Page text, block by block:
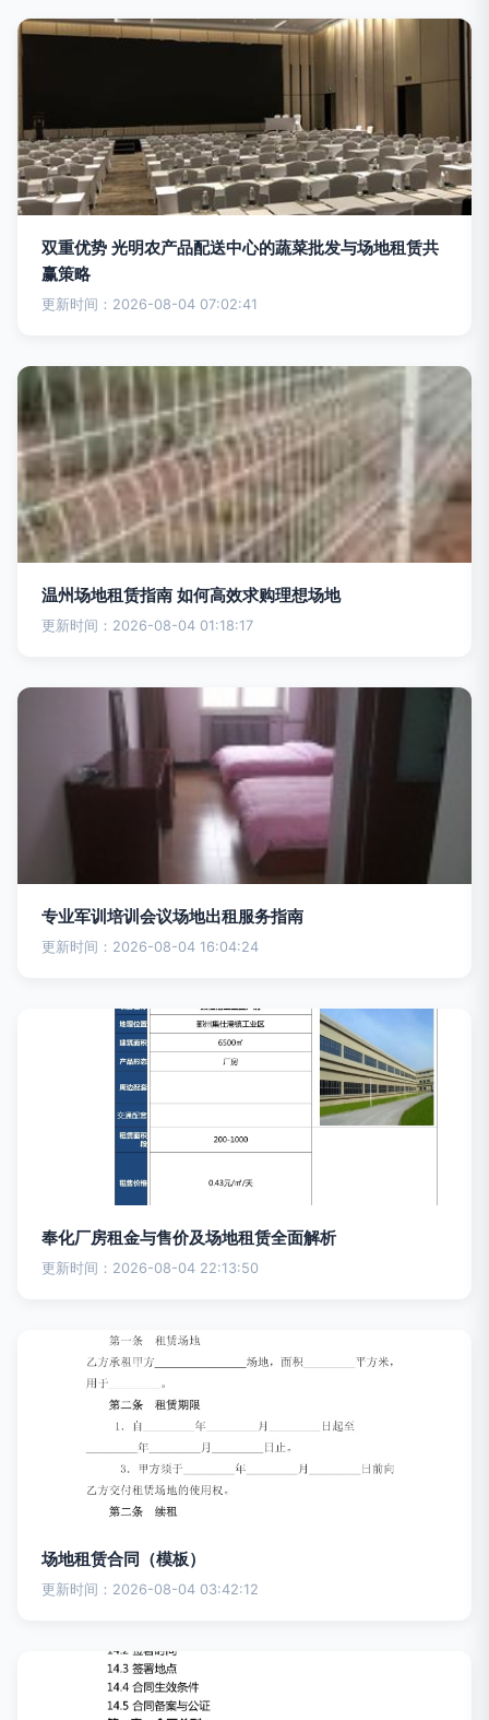
双重优势 光明农产品配送中心的蔬菜批发与场地租赁共
赢策略
更新时间：2026-08-04 07:02:41
温州场地租赁指南 如何高效求购理想场地
更新时间：2026-08-04 01:18:17
专业军训培训会议场地出租服务指南
更新时间：2026-08-04 16:04:24
奉化厂房租金与售价及场地租赁全面解析
更新时间：2026-08-04 22:13:50
场地租赁合同（模板）
更新时间：2026-08-04 03:42:12